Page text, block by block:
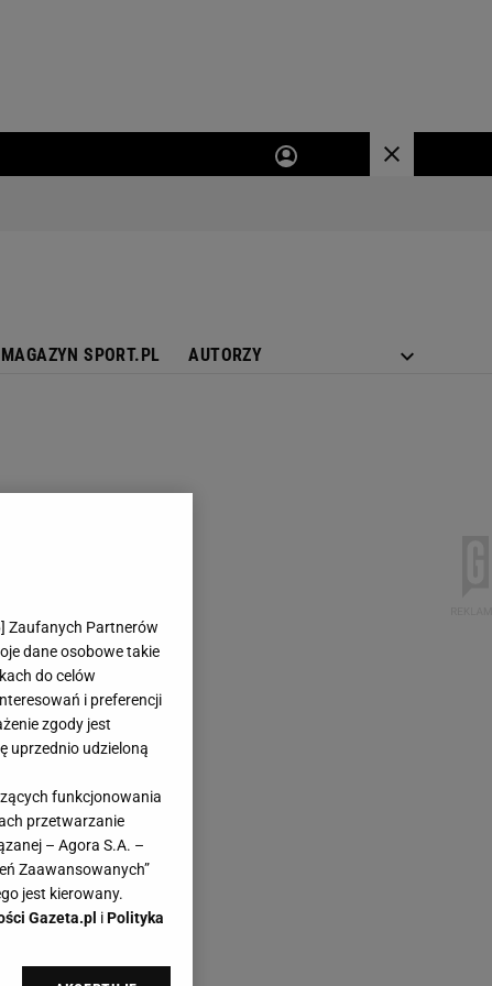
MAGAZYN SPORT.PL AUTORZY
] Zaufanych Partnerów
dane osobowe takie
do celów
i preferencji
zgody jest
uprzednio udzieloną
funkcjonowania
przetwarzanie
– Agora S.A. –
Zaawansowanych”
jest kierowany.
Gazeta.pl iPolityka